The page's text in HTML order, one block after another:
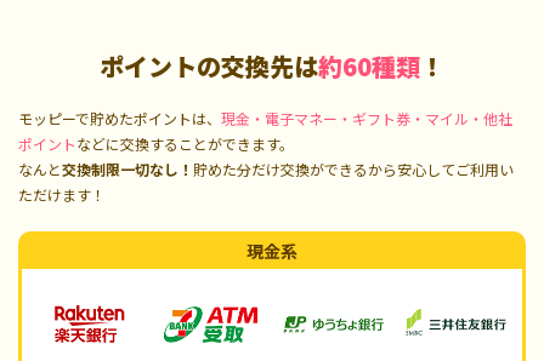
ポイントの交換先は約60種類 ！
モッピーで貯めたポイントは、 現金・電子マネー・ギフト券・マイル・他社
ポイントなどに交換することができます。
なんと交換制限一切なし！ 貯めた分だけ交換ができるから安心してご利用い
ただけます！
現金系